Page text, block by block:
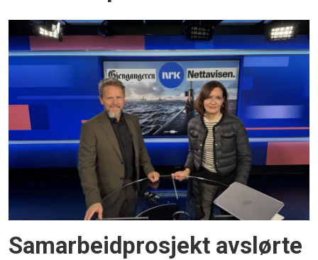
Samarbeidprosjekt avslørte